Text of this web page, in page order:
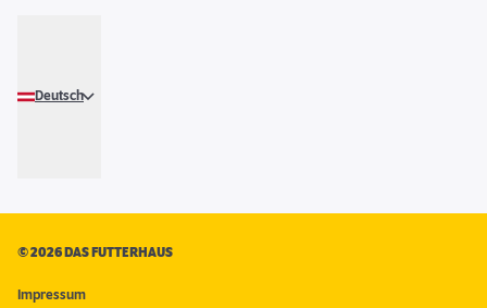
Deutsch
©2026 DAS FUTTERHAUS
Impressum